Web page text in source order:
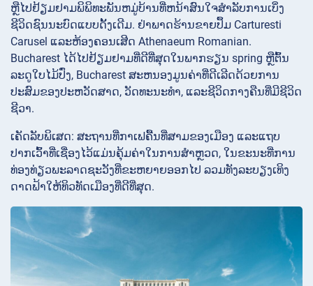
ຫຼືໄປຢ້ຽມຢາມພິພິທະພັນຫມູ່ບ້ານທີ່ຫນ້າສົນໃຈສໍາລັບການເບິ່ງ
ຊີວິດຊົນນະບົດແບບດັ້ງເດີມ. ຢ່າພາດຮ້ານຂາຍປຶ້ມ Carturesti
Carusel ແລະຫ້ອງຄອນເສີດ Athenaeum Romanian.
Bucharest ໄດ້ໄປຢ້ຽມຢາມທີ່ດີທີ່ສຸດໃນພາກຮຽນ spring ຫຼືຕົ້ນ
ລະດູໃບໄມ້ປົ່ງ, Bucharest ສະຫນອງມູນຄ່າທີ່ດີເລີດດ້ວຍການ
ປະສົມຂອງປະຫວັດສາດ, ວັດທະນະທໍາ, ແລະຊີວິດກາງຄືນທີ່ມີຊີວິດ
ຊີວາ.
ເຄັດລັບພິເສດ: ສະຖານທີ່ກາເຟຄື້ນທີ່ສາມຂອງເມືອງ ແລະແຖບ
ປາກເວົ້າທີ່ເຊື່ອງໄວ້ແມ່ນຄຸ້ມຄ່າໃນການສຳຫຼວດ, ໃນຂະນະທີ່ການ
ທ່ອງທ່ຽວພະລາດຊະວັງທີ່ຂະຫຍາຍອອກໄປ ລວມທັງລະບຽງເທິງ
ດາດຟ້າໃຫ້ທິວທັດເມືອງທີ່ດີທີ່ສຸດ.